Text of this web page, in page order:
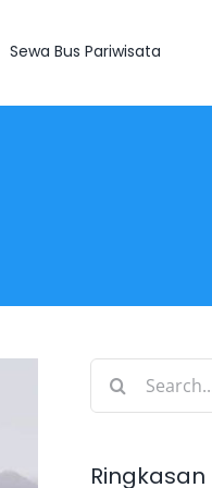
Sewa Bus Pariwisata
Search
Ringkasan